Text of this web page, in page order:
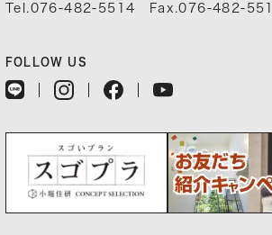
Tel.076-482-5514 Fax.076-482-
FOLLOW US